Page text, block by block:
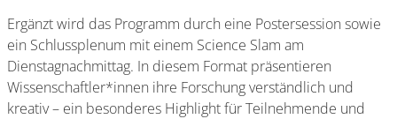
Ergänzt wird das Programm durch eine Postersession sowie
ein Schlussplenum mit einem Science Slam am
Dienstagnachmittag. In diesem Format präsentieren
Wissenschaftler*innen ihre Forschung verständlich und
kreativ – ein besonderes Highlight für Teilnehmende und